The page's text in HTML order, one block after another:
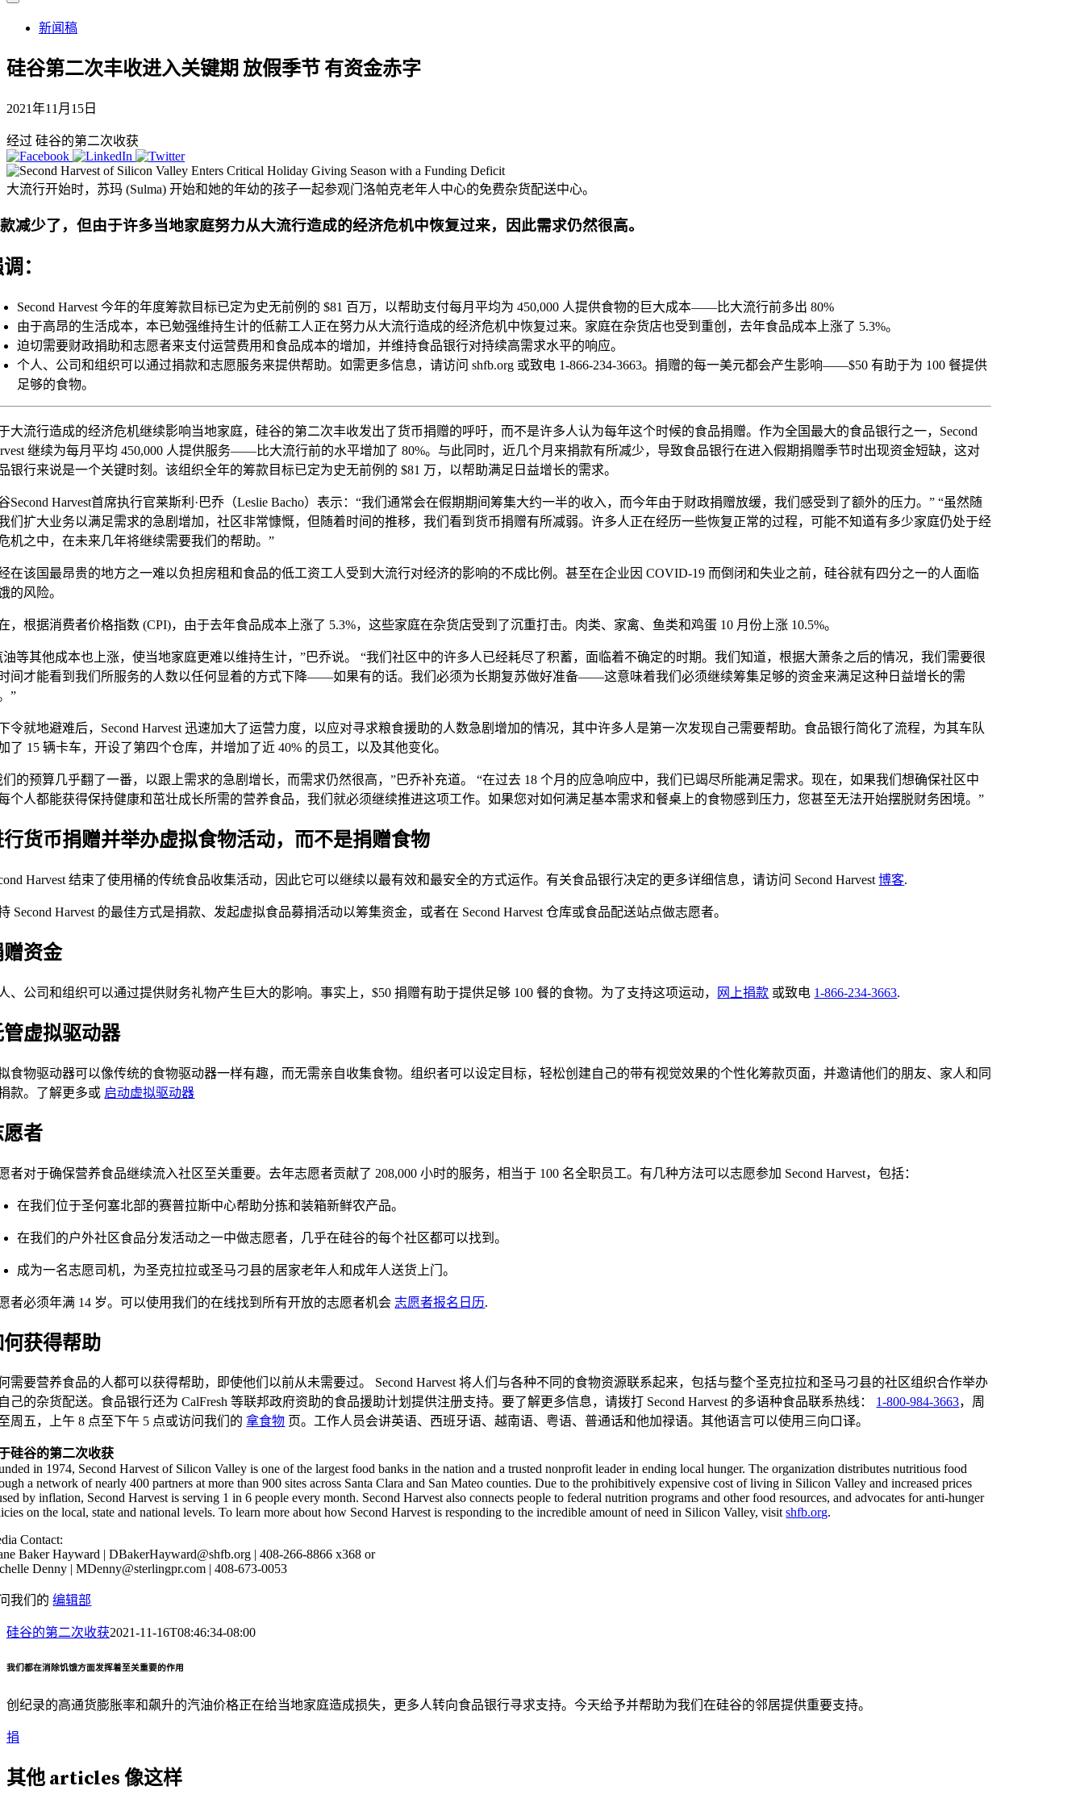
新闻稿
硅谷第二次丰收进入关键期放假季节 有资金赤字
2021年11月15日
经过 硅谷的第二次收获
大流行开始时，苏玛 (Sulma) 开始和她的年幼的孩子一起参观门洛帕克老年人中心的免费杂货配送中心。
减少了，但由于许多当地家庭努力从大流行造成的经济危机中恢复过来，因此需求仍然很高。
：
Second Harvest 今年的年度筹款目标已定为史无前例的 $81 百万，以帮助支付每月平均为 450,000 人提供食物的巨大成本——比大流行前多出 80%
由于高昂的生活成本，本已勉强维持生计的低薪工人正在努力从大流行造成的经济危机中恢复过来。家庭在杂货店也受到重创，去年食品成本上涨了 5.3%。
迫切需要财政捐助和志愿者来支付运营费用和食品成本的增加，并维持食品银行对持续高需求水平的响应。
个人、公司和组织可以通过捐款和志愿服务来提供帮助。如需更多信息，请访问 shfb.org 或致电 1-866-234-3663。捐赠的每一美元都会产生影响——$50 有助于为 100 餐提供
足够的食物。
大流行造成的经济危机继续影响当地家庭，硅谷的第二次丰收发出了货币捐赠的呼吁，而不是许多人认为每年这个时候的食品捐赠。作为全国最大的食品银行之一，Second
继续为每月平均 450,000 人提供服务——比大流行前的水平增加了 80%。与此同时，近几个月来捐款有所减少，导致食品银行在进入假期捐赠季节时出现资金短缺，这对
银行来说是一个关键时刻。该组织全年的筹款目标已定为史无前例的 $81 万，以帮助满足日益增长的需求。
Second Harvest首席执行官莱斯利·巴乔（Leslie Bacho）表示：“我们通常会在假期期间筹集大约一半的收入，而今年由于财政捐赠放缓，我们感受到了额外的压力。” “虽然随
们扩大业务以满足需求的急剧增加，社区非常慷慨，但随着时间的推移，我们看到货币捐赠有所减弱。许多人正在经历一些恢复正常的过程，可能不知道有多少家庭仍处于经
机之中，在未来几年将继续需要我们的帮助。”
在该国最昂贵的地方之一难以负担房租和食品的低工资工人受到大流行对经济的影响的不成比例。甚至在企业因 COVID-19 而倒闭和失业之前，硅谷就有四分之一的人面临
的风险。
，根据消费者价格指数 (CPI)，由于去年食品成本上涨了 5.3%，这些家庭在杂货店受到了沉重打击。肉类、家禽、鱼类和鸡蛋 10 月份上涨 10.5%。
油等其他成本也上涨，使当地家庭更难以维持生计，”巴乔说。 “我们社区中的许多人已经耗尽了积蓄，面临着不确定的时期。我们知道，根据大萧条之后的情况，我们需要很
间才能看到我们所服务的人数以任何显着的方式下降——如果有的话。我们必须为长期复苏做好准备——这意味着我们必须继续筹集足够的资金来满足这种日益增长的需
”
令就地避难后，Second Harvest 迅速加大了运营力度，以应对寻求粮食援助的人数急剧增加的情况，其中许多人是第一次发现自己需要帮助。食品银行简化了流程，为其车队
了 15 辆卡车，开设了第四个仓库，并增加了近 40% 的员工，以及其他变化。
们的预算几乎翻了一番，以跟上需求的急剧增长，而需求仍然很高，”巴乔补充道。 “在过去 18 个月的应急响应中，我们已竭尽所能满足需求。现在，如果我们想确保社区中
个人都能获得保持健康和茁壮成长所需的营养食品，我们就必须继续推进这项工作。如果您对如何满足基本需求和餐桌上的食物感到压力，您甚至无法开始摆脱财务困境。”
货币捐赠并举办虚拟食物活动，而不是捐赠食物
Harvest 结束了使用桶的传统食品收集活动，因此它可以继续以最有效和最安全的方式运作。有关食品银行决定的更多详细信息，请访问 Second Harvest博客.
Second Harvest 的最佳方式是捐款、发起虚拟食品募捐活动以筹集资金，或者在 Second Harvest 仓库或食品配送站点做志愿者。
资金
、公司和组织可以通过提供财务礼物产生巨大的影响。事实上，$50 捐赠有助于提供足够 100 餐的食物。为了支持这项运动， 网上捐款 或致电 1-866-234-3663.
虚拟驱动器
食物驱动器可以像传统的食物驱动器一样有趣，而无需亲自收集食物。组织者可以设定目标，轻松创建自己的带有视觉效果的个性化筹款页面，并邀请他们的朋友、家人和同
款。了解更多或 启动虚拟驱动器
者
者对于确保营养食品继续流入社区至关重要。去年志愿者贡献了 208,000 小时的服务，相当于 100 名全职员工。有几种方法可以志愿参加 Second Harvest，包括：
在我们位于圣何塞北部的赛普拉斯中心帮助分拣和装箱新鲜农产品。
在我们的户外社区食品分发活动之一中做志愿者，几乎在硅谷的每个社区都可以找到。
成为一名志愿司机，为圣克拉拉或圣马刁县的居家老年人和成年人送货上门。
者必须年满 14 岁。可以使用我们的在线找到所有开放的志愿者机会志愿者报名日历.
获得帮助
需要营养食品的人都可以获得帮助，即使他们以前从未需要过。 Second Harvest 将人们与各种不同的食物资源联系起来，包括与整个圣克拉拉和圣马刁县的社区组织合作举办
己的杂货配送。食品银行还为 CalFresh 等联邦政府资助的食品援助计划提供注册支持。要了解更多信息，请拨打 Second Harvest 的多语种食品联系热线： 1-800-984-3663，周
周五，上午 8 点至下午 5 点或访问我们的拿食物 页。工作人员会讲英语、西班牙语、越南语、粤语、普通话和他加禄语。其他语言可以使用三向口译。
硅谷的第二次收获
in 1974, Second Harvest of Silicon Valley is one of the largest food banks in the nation and a trusted nonprofit leader in ending local hunger. The organization distributes nutritious food
a network of nearly 400 partners at more than 900 sites across Santa Clara and San Mateo counties. Due to the prohibitively expensive cost of living in Silicon Valley and increased prices
by inflation, Second Harvest is serving 1 in 6 people every month. Second Harvest also connects people to federal nutrition programs and other food resources, and advocates for anti-hunger
on the local, state and national levels. To learn more about how Second Harvest is responding to the incredible amount of need in Silicon Valley, visitshfb.org.
Contact:
Baker Hayward | DBakerHayward@shfb.org | 408-266-8866 x368 or
Denny | MDenny@sterlingpr.com | 408-673-0053‬
我们的编辑部
硅谷的第二次收获2021-11-16T08:46:34-08:00
我们都在消除饥饿方面发挥着至关重要的作用
创纪录的高通货膨胀率和飙升的汽油价格正在给当地家庭造成损失，更多人转向食品银行寻求支持。今天给予并帮助为我们在硅谷的邻居提供重要支持。
捐
其他 articles 像这样